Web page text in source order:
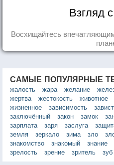
Взгляд
Восхищайтесь
САМЫЕ ПОПУЛЯРНЫЕ
жалость
жара желание
жертва
жестокость животное
жизненное
зависимость
заключённый
закон замок
зарплата
заря заслуга
земля
зеркало зима зло
знакомство
знакомый знание
зрелость
зрение зритель зуб